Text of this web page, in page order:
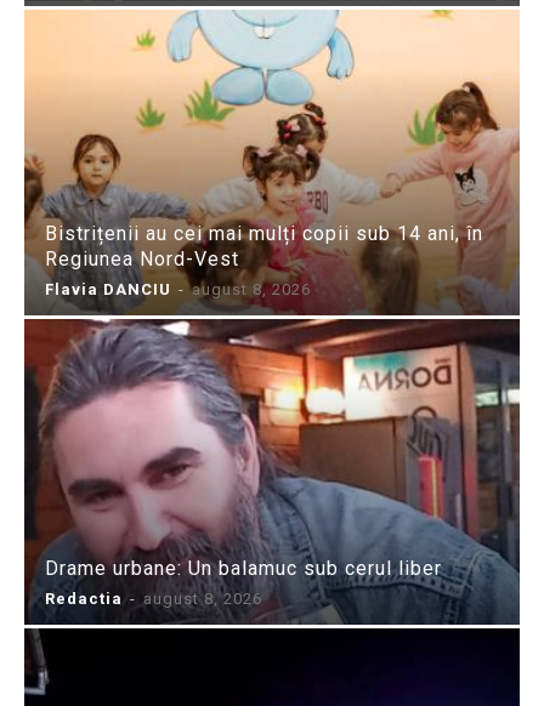
Bistrițenii au cei mai mulți copii sub 14 ani, în
Regiunea Nord-Vest
Flavia DANCIU - august 8, 2026
Drame urbane: Un balamuc sub cerul liber
Redactia - august 8, 2026